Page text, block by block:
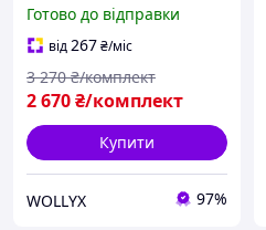
подрібнювач із чашею
0,5 л Блендери з
насадками 450 Вт
Готово до відправки
від267₴/міс
2 670₴/комплект
3 270 ₴/комплект
Купити
WOLLYX 97%